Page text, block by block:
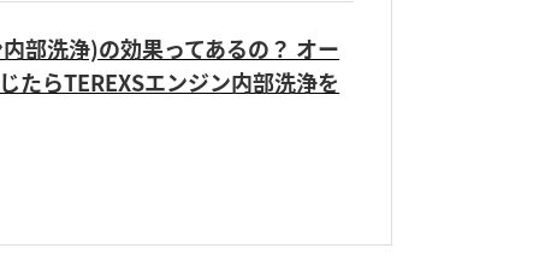
部洗浄)の効果ってあるの？ オー
たらTEREXSエンジン内部洗浄を